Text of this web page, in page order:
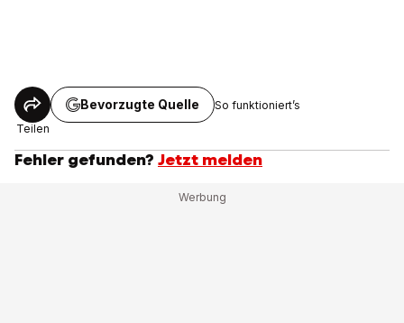
Teilen
Bevorzugte Quelle So funktioniert’s
Fehler gefunden? Jetzt melden